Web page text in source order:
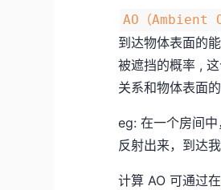
AO（Ambient
到达物体表面的
被遮挡的概率 ,
关系和物体表面
eg: 在一个房间
反射出来，到达
计算 AO 可通过